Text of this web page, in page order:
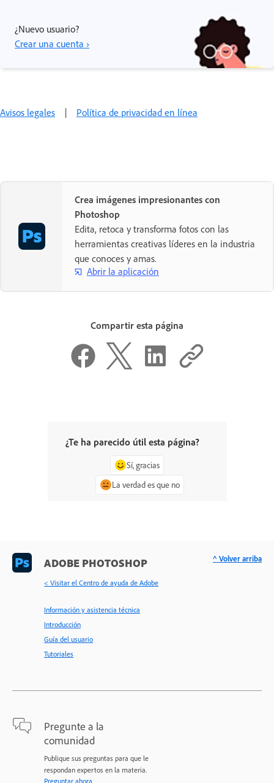
¿Nuevo usuario?
Crear una cuenta ›
Avisos legales | Política de privacidad en línea
Crea imágenes impresionantes con
Photoshop
Edita, retoca y transforma fotos con las
herramientas creativas líderes en la industria
que conoces y amas.
Abrir la aplicación
Compartir esta página
¿Te ha parecido útil esta página?
Sí, gracias
La verdad es que no
ADOBE PHOTOSHOP
< Visitar el Centro de ayuda de Adobe
Información y asistencia técnica
Introducción
Guía del usuario
Tutoriales
Pregunte a la
comunidad
Publique sus preguntas para que le
respondan expertos en la materia.
Preguntar ahora
^ Volver arriba